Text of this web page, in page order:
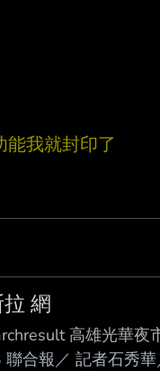
我就封印了
網
高雄光華夜
合報／ 記者石秀